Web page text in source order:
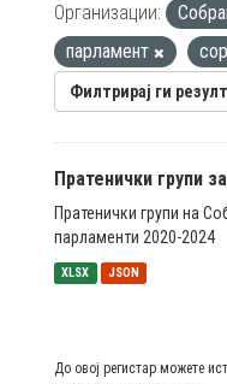
Организации:
парламент
Филтрирај ги
Пратенички групи
Пратенички групи на
парламенти 2020-2024
XLSX JSON
До овој регистар можете